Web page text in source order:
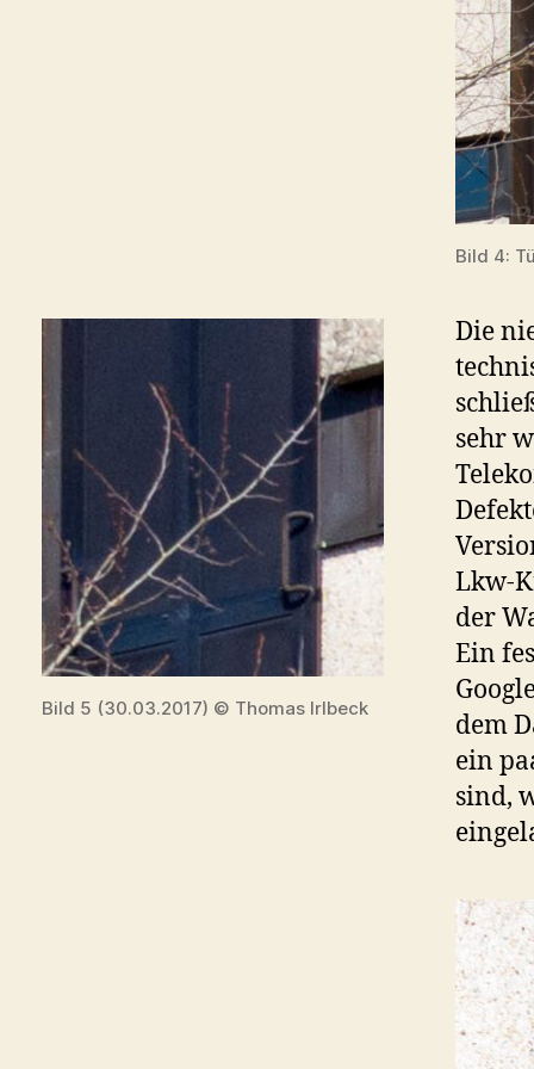
Bild 4:
Bild 5 (30.03.2017) © Thomas Irlbeck
Die
sehr
Lkw-
der
Ein
dem
ein
sind,